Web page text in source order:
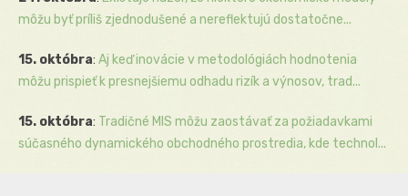
môžu byť príliš zjednodušené a nereflektujú dostatočne...
15. októbra: Aj keď inovácie v metodológiách hodnotenia
môžu prispieť k presnejšiemu odhadu rizík a výnosov, trad...
15. októbra: Tradičné MIS môžu zaostávať za požiadavkami
súčasného dynamického obchodného prostredia, kde technol...